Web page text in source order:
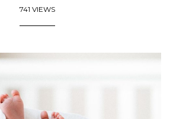
741 VIEWS